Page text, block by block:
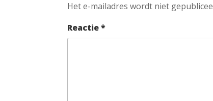
Het e-mailadres wordt niet
Reactie*